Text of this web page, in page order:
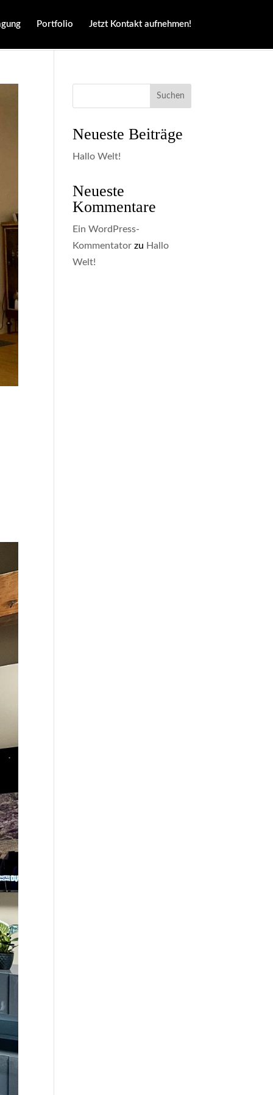
Portfolio Jetzt Kontakt aufnehmen!
Suchen
Neueste Beiträge
Hallo Welt!
Neueste
Kommentare
Ein WordPress-
Kommentator zu Hallo
Welt!